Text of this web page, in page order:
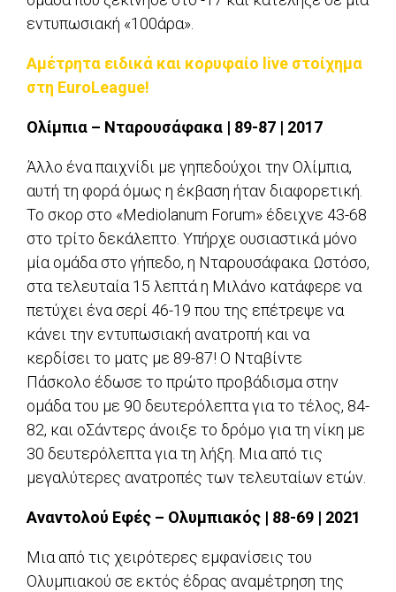
εντυπωσιακή «100άρα».
Αμέτρητα ειδικά και κορυφαίο live στοίχημα
στη EuroLeague!
Ολίμπια – Νταρουσάφακα | 89-87 | 2017
Άλλο ένα παιχνίδι με γηπεδούχοι την Ολίμπια,
αυτή τη φορά όμως η έκβαση ήταν διαφορετική.
Το σκορ στο «Mediolanum Forum» έδειχνε 43-68
στο τρίτο δεκάλεπτο. Υπήρχε ουσιαστικά μόνο
μία ομάδα στο γήπεδο, η Νταρουσάφακα. Ωστόσο,
στα τελευταία 15 λεπτά η Μιλάνο κατάφερε να
πετύχει ένα σερί 46-19 που της επέτρεψε να
κάνει την εντυπωσιακή ανατροπή και να
κερδίσει το ματς με 89-87! Ο Νταβίντε
Πάσκολο έδωσε το πρώτο προβάδισμα στην
ομάδα του με 90 δευτερόλεπτα για το τέλος, 84-
82, και οΣάντερς άνοιξε το δρόμο για τη νίκη με
30 δευτερόλεπτα για τη λήξη. Μια από τις
μεγαλύτερες ανατροπές των τελευταίων ετών.
Αναντολού Εφές – Ολυμπιακός | 88-69 | 2021
Μια από τις χειρότερες εμφανίσεις του
Ολυμπιακού σε εκτός έδρας αναμέτρηση της